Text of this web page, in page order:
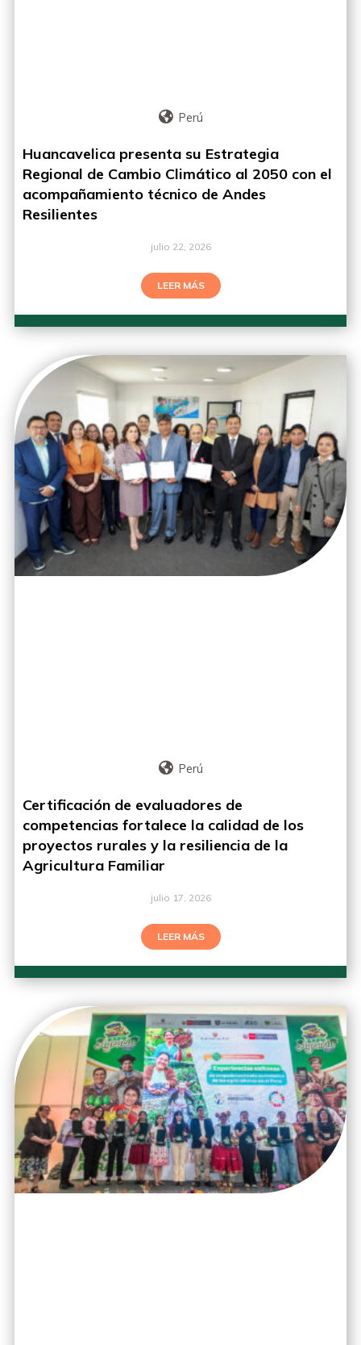
Perú
Huancavelica presenta su Estrategia
Regional de Cambio Climático al 2050 con el
acompañamiento técnico de Andes
Resilientes
julio 22, 2026
LEER MÁS
Perú
Certificación de evaluadores de
competencias fortalece la calidad de los
proyectos rurales y la resiliencia de la
Agricultura Familiar
julio 17, 2026
LEER MÁS